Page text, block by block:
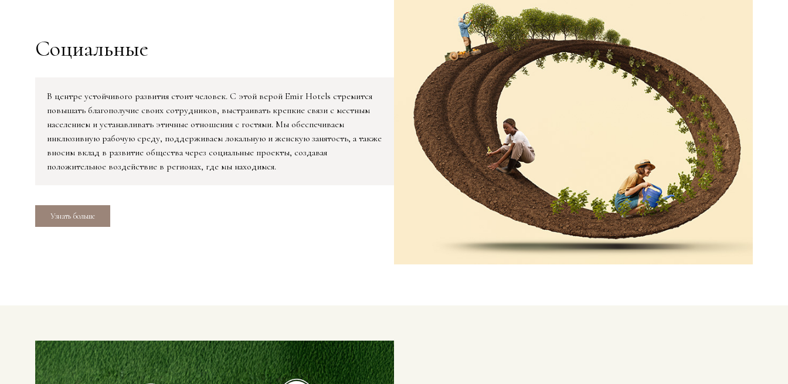
Социальные
В центре устойчивого развития стоит человек. С этой верой Emir Hotels стремится
повышать благополучие своих сотрудников, выстраивать крепкие связи с местным
населением и устанавливать этичные отношения с гостями. Мы обеспечиваем
инклюзивную рабочую среду, поддерживаем локальную и женскую занятость, а также
вносим вклад в развитие общества через социальные проекты, создавая
положительное воздействие в регионах, где мы находимся.
Узнать больше